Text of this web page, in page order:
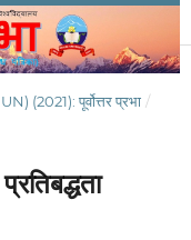
(2021): पूर्वोत्तर प्रभा /